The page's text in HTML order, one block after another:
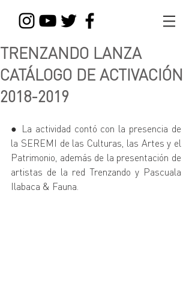
TRENZANDO LANZA
CATÁLOGO DE ACTIVACIÓN
2018-2019
● La actividad contó con la presencia de
la SEREMI de las Culturas, las Artes y el
Patrimonio, además de la presentación de
artistas de la red Trenzando y Pascuala
Ilabaca & Fauna.